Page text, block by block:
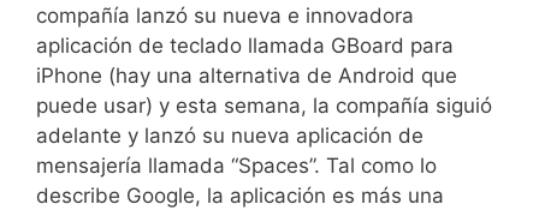
compañía lanzó su nueva e innovadora
aplicación de teclado llamada GBoard para
iPhone (hay una alternativa de Android que
puede usar) y esta semana, la compañía siguió
adelante y lanzó su nueva aplicación de
mensajería llamada “Spaces”. Tal como lo
describe Google, la aplicación es más una